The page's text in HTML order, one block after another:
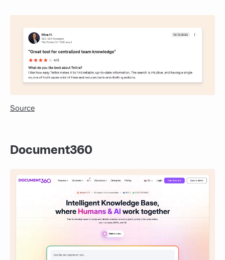
Source
Document360